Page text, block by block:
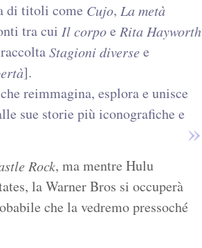
di titoli come Cujo, La metà
tra cui Il corpoe Rita Hayworth
Stagioni diverse e
].
reimmagina, esplora e unisce
sue storie più iconografiche e
Rock, ma mentre Hulu
la Warner Bros si occuperà
che la vedremo pressoché